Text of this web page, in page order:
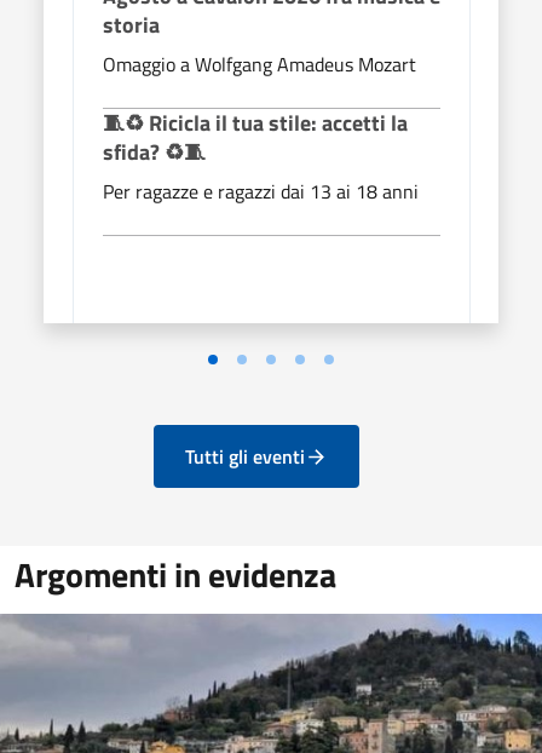
storia
Omaggio a Wolfgang Amadeus Mozart
🧵♻️ Ricicla il tua stile: accetti la
sfida? ♻️🧵
Per ragazze e ragazzi dai 13 ai 18 anni
Tutti gli eventi
Argomenti in evidenza